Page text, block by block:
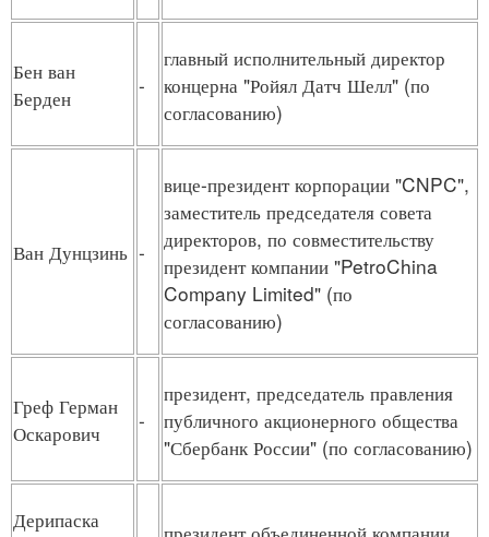
Бен ван
Берден
-
главный исполнительный директор
концерна "Ройял Датч Шелл" (по
согласованию)
Ван Дунцзинь -
вице-президент корпорации "CNPC",
заместитель председателя совета
директоров, по совместительству
президент компании "PetroChina
Company Limited" (по
согласованию)
Греф Герман
Оскарович
-
президент, председатель правления
публичного акционерного общества
"Сбербанк России" (по согласованию)
Дерипаска